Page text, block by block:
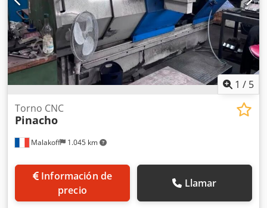
han cambiado todos los rodamientos del eje principal del
cabezal asi como de los tensores, torno en muy buen
estado. Crjdpfxszmp Eto Ac Iof
1 / 5
Malakoff 1.045 km
Torno CNC
Pinacho
Información de
precio
Llamar